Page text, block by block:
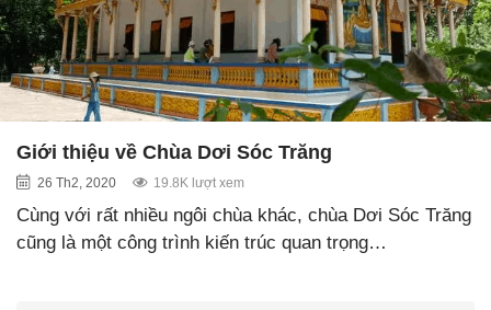
Giới thiệu về Chùa Dơi Sóc Trăng
26 Th2, 2020 19.8K lượt xem
Cùng với rất nhiều ngôi chùa khác, chùa Dơi Sóc Trăng
cũng là một công trình kiến trúc quan trọng…